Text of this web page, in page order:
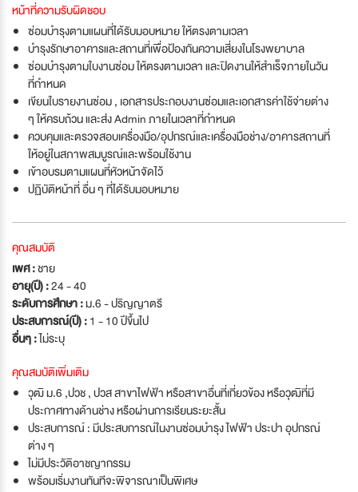
หน้าที่ความรับผิดชอบ
ซ่อมบำรุงตามแผนที่ได้รับมอบหมาย ให้ตรงตามเวลา
บำรุงรักษาอาคารและสถานที่เพื่อป้องกันความเสี่ยงในโรงพยาบาล
ซ่อมบำรุงตามใบงานซ่อม ให้ตรงตามเวลา และปิดงานให้สำเร็จภายในวัน
ที่กำหนด
เขียนใบรายงานซ่อม , เอกสารประกอบงานซ่อมและเอกสารค่าใช้จ่ายต่าง
ๆ ให้ครบถ้วน และส่ง Admin ภายในเวลาที่กำหนด
ควบคุมและตรวจสอบเครื่องมือ/อุปกรณ์และเครื่องมือช่าง/อาคารสถานที่
ให้อยู่ในสภาพสมบูรณ์และพร้อมใช้งาน
เข้าอบรมตามแผนที่หัวหน้าจัดไว้
ปฏิบัติหน้าที่ อื่น ๆ ที่ได้รับมอบหมาย
คุณสมบัติ
เพศ :ชาย
อายุ(ปี) :24 - 40
ระดับการศึกษา :ม.6 - ปริญญาตรี
ประสบการณ์(ปี) :1 - 10 ปีขึ้นไป
อื่นๆ :ไม่ระบุ
คุณสมบัติเพิ่มเติม
วุฒิ ม.6 ,ปวช , ปวส สาขาไฟฟ้า หรือสาขาอื่นที่เกี่ยวข้อง หรือวุฒิที่มี
ประกาศทางด้านช่าง หรือผ่านการเรียนระยะสั้น
ประสบการณ์ : มีประสบการณ์ในงานซ่อมบำรุง ไฟฟ้า ประปา อุปกรณ์
ต่าง ๆ
ไม่มีประวัติอาชญากรรม
พร้อมเริ่มงานทันทีจะพิจารณาเป็นพิเศษ